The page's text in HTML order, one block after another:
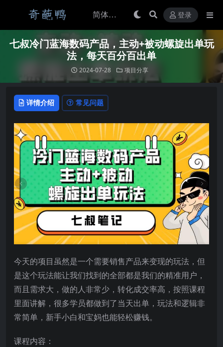
登录
七叔冷门蓝海数码产品，主动+被动螺旋出单玩
法，每天百分百出单
2024-07-28 项目分享
详情介绍 常见问题
今天的项目虽然是一个需要销售产品来变现的玩法，但
是这个玩法能让我们找到的全部都是我们的精准用户，
而且需求大，做的人非常少，转化成交率高，按照课程
里面讲解，很多学员都做到了当天出单，玩法和逻辑非
常简单，新手小白和宝妈也能轻松赚钱。
课程内容：